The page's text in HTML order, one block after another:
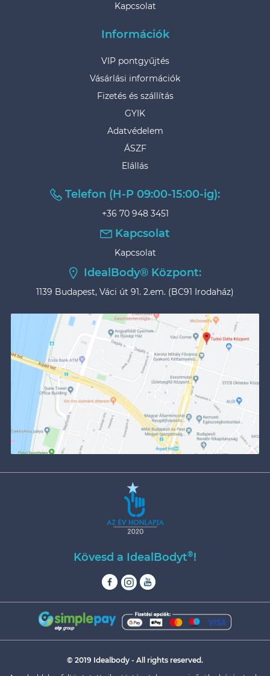
Kapcsolat
Információk
VIP pontgyűjtés
Vásárlási információk
Fizetés és szállítás
GYIK
Adatvédelem
ÁSZF
Elállás
Telefon (H-P 09:00-15:00-ig):
+36 70 948 3451
Kapcsolat
Kapcsolat
IdealBody® Központ:
1139 Budapest, Váci út 91. 2.em. (BC91 Irodaház)
Kövesd a IdealBodyt®!
© 2019 Idealbody - All rights reserved.